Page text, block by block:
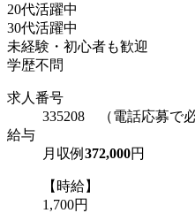
20代活躍中
30代活躍中
未経験・初心者も歓迎
学歴不問
求人番号
335208 （電話応募で
給与
月収例 372,000円
【時給】
1,700円